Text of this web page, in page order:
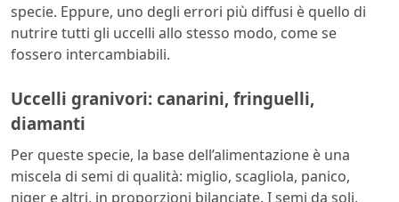
specie. Eppure, uno degli errori più diffusi è quello di
nutrire tutti gli uccelli allo stesso modo, come se
fossero intercambiabili.
Uccelli granivori: canarini, fringuelli,
diamanti
Per queste specie, la base dell’alimentazione è una
miscela di semi di qualità: miglio, scagliola, panico,
niger e altri, in proporzioni bilanciate. I semi da soli,